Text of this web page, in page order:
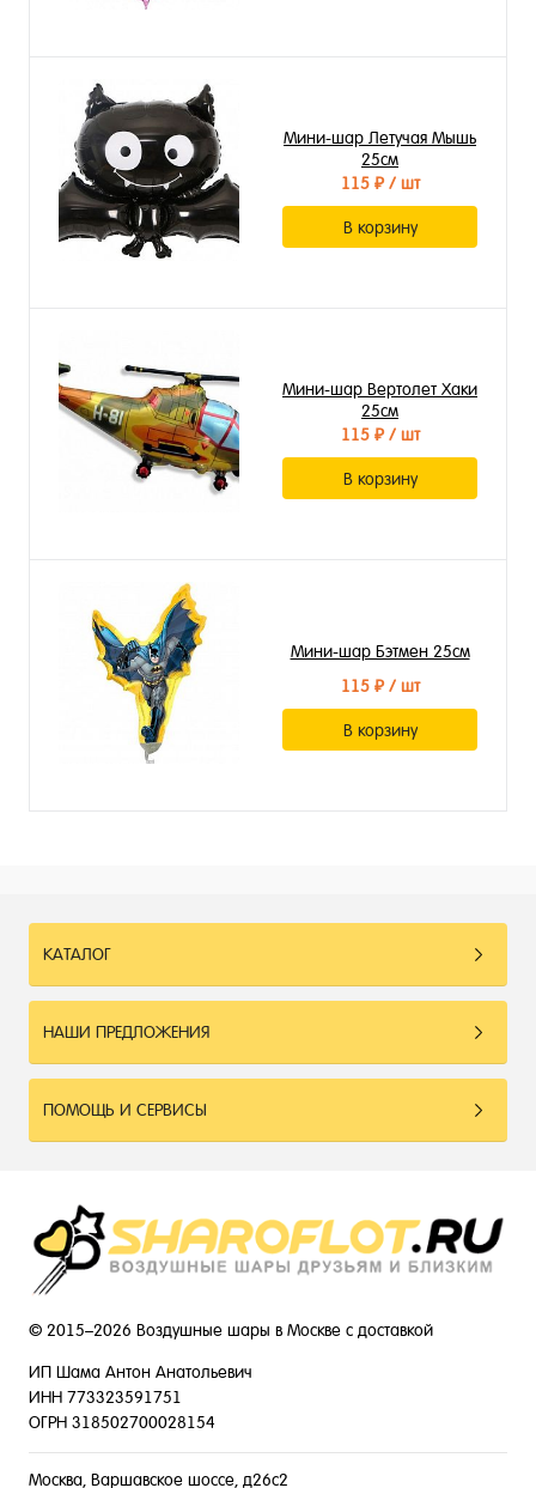
Мини-шар Летучая Мышь
25см
115 ₽/ шт
В корзину
Мини-шар Вертолет Хаки
25см
115 ₽/ шт
В корзину
Мини-шар Бэтмен 25см
115 ₽/ шт
В корзину
КАТАЛОГ
НАШИ ПРЕДЛОЖЕНИЯ
ПОМОЩЬ И СЕРВИСЫ
© 2015–2026 Воздушные шары в Москве с доставкой
ИП Шама Антон Анатольевич
ИНН 773323591751
ОГРН 318502700028154
Москва, Варшавское шоссе, д26с2